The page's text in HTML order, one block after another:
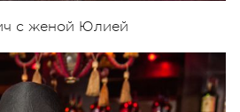
с женой Юлией